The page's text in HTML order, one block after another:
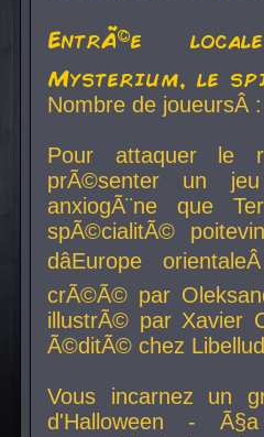
EntrÃ©e
Mysterium, le
Nombre de
Pour attaquer le
prÃ©senter un
anxiogÃ¨ne que
spÃ©cialitÃ©
dâEurope
crÃ©Ã© par
illustrÃ© par Xavier
Ã©ditÃ© chez
Vous incarnez un
d'Halloween -